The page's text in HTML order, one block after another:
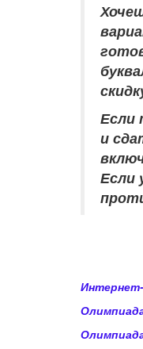
Если
и
Если